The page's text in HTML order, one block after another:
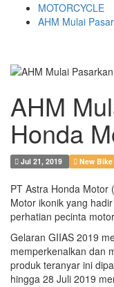
MOTORCYCLE
AHM Mulai
AHM
Honda
Jul 21, 2019 New Bike
PT Astra Honda Motor
Motor ikonik yang
perhatian pecinta
Gelaran GIIAS 2019
memperkenalkan dan
produk teranyar ini
hingga 28 Juli 2019